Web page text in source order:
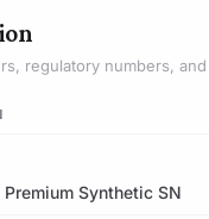
regulatory numbers,
Synthetic SN